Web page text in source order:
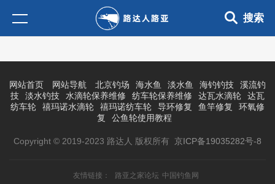
搜索
网站首页 网站导航 北京钓场 海水鱼 淡水鱼 海钓钓技
溪流钓
技
淡水钓技 水滴轮保养维修 纺车轮保养维修 达瓦水滴轮
达瓦
纺车轮
禧玛诺水滴轮 禧玛诺纺车轮 导环修复 鱼竿修复
环氧修
复
公鱼轮使用教程
Copyright © 2019-2023 路达人 版权所有 京ICP备19035282号-8
友情链接： 路亚之家论坛 中国钓鱼网